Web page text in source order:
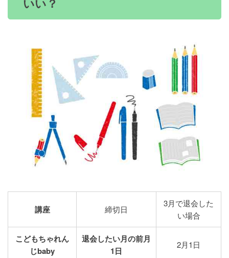
いい？
講座 締切日
3月で退会した
い場合
こどもちゃれん
じbaby
退会したい月の前月
1日
2月1日